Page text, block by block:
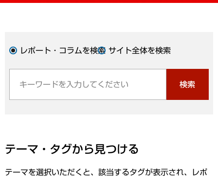
レポート・コラムを検索 サイト全体を検索
検索
テーマ・タグから見つける
テーマを選択いただくと、該当するタグが表示され、レポ